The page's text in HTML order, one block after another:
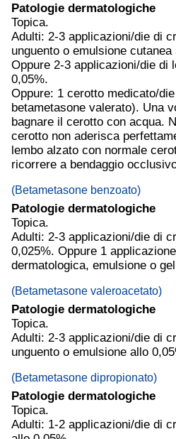
Patologie dermatologiche
Topica.
Adulti: 2-3 applicazioni/die di
unguento o emulsione cutanea
Oppure 2-3 applicazioni/die di
0,05%.
Oppure: 1 cerotto medicato/
betametasone valerato). Una
bagnare il cerotto con acqua.
cerotto non aderisca
lembo alzato con normale
ricorrere a bendaggio
(Betametasone benzoato)
Patologie dermatologiche
Topica.
Adulti: 2-3 applicazioni/die di
0,025%. Oppure 1
dermatologica, emulsione o
(Betametasone valeroacetato)
Patologie dermatologiche
Topica.
Adulti: 2-3 applicazioni/die di
unguento o emulsione allo
(Betametasone dipropionato)
Patologie dermatologiche
Topica.
Adulti: 1-2 applicazioni/die di